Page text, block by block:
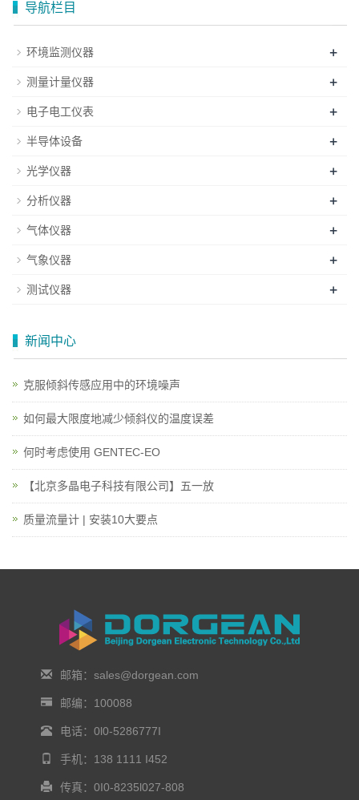
导航栏目
环境监测仪器 +
测量计量仪器 +
电子电工仪表 +
半导体设备 +
光学仪器 +
分析仪器 +
气体仪器 +
气象仪器 +
测试仪器 +
新闻中心
克服倾斜传感应用中的环境噪声
如何最大限度地减少倾斜仪的温度误差
何时考虑使用 GENTEC-EO
【北京多晶电子科技有限公司】五一放
质量流量计 | 安装10大要点
邮箱：sales@dorgean.com
邮编：100088
电话：0l0-5286777I
手机：138 1111 I452
传真：0I0-8235l027-808